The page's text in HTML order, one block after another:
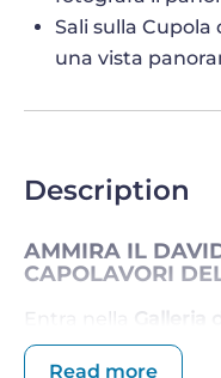
Sali sulla
una vista
Description
AMMIRA IL
CAPOLAVORI
Entra nella Galleria
biglietto salta fila e
Read more